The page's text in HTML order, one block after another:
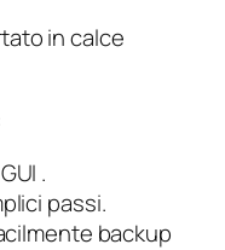
in calce
.
passi.
backup